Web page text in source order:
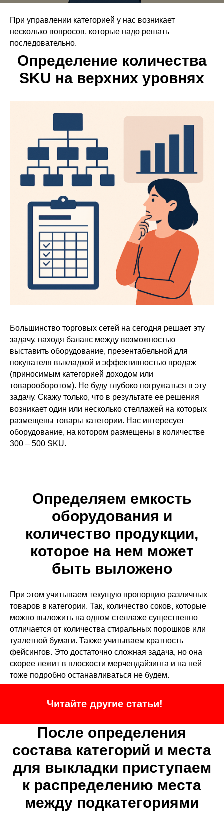
При управлении категорией у нас возникает
несколько вопросов, которые надо решать
последовательно.
Определение количества
SKU на верхних уровнях
Большинство торговых сетей на сегодня решает эту
задачу, находя баланс между возможностью
выставить оборудование, презентабельной для
покупателя выкладкой и эффективностью продаж
(приносимым категорией доходом или
товарооборотом). Не буду глубоко погружаться в эту
задачу. Скажу только, что в результате ее решения
возникает один или несколько стеллажей на которых
размещены товары категории. Нас интересует
оборудование, на котором размещены в количестве
300 – 500 SKU.
Определяем емкость
оборудования и
количество продукции,
которое на нем может
быть выложено
При этом учитываем текущую пропорцию различных
товаров в категории. Так, количество соков, которые
можно выложить на одном стеллаже существенно
отличается от количества стиральных порошков или
туалетной бумаги. Также учитываем кратность
фейсингов. Это достаточно сложная задача, но она
скорее лежит в плоскости мерчендайзинга и на ней
тоже подробно останавливаться не будем.
Читайте другие статьи!
После определения
состава категорий и места
для выкладки приступаем
к распределению места
между подкатегориями